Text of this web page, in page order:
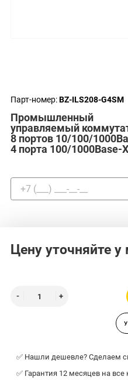
Парт-номер:BZ-ILS208-G4SM
Промышленный
управляемый
8 портов 10/100/
4 порта 100/1000Base-
Цену уточняйте
✅ Нашли дешевле? Сделаем
✅ Гарантия 12 месяцев на все